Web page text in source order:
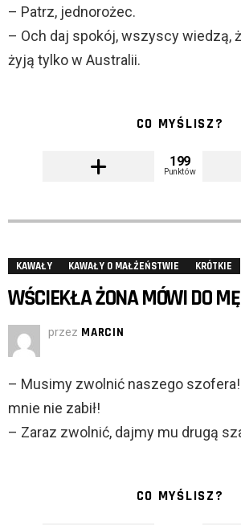
– Patrz, jednorożec.
– Och daj spokój, wszyscy wiedzą,
żyją tylko w Australii.
CO MYŚLISZ?
199
Punktów
KAWAŁY KAWAŁY O MAŁŻEŃSTWIE KRÓTKIE
WŚCIEKŁA ŻONA MÓWI DO
przez MARCIN
– Musimy zwolnić naszego szofera!
mnie nie zabił!
– Zaraz zwolnić, dajmy mu drugą
CO MYŚLISZ?